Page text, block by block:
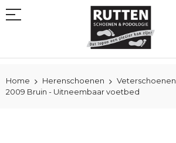
naar
Home Herenschoenen Veterschoenen
2009 Bruin - Uitneembaar voetbed